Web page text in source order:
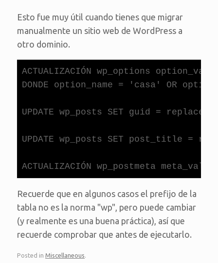
Esto fue muy útil cuando tienes que migrar
manualmente un sitio web de WordPress a
otro dominio.
ACTUALIZACIÓN wp_options
DONDE option_name = 'casa' OR
UPDATE wp_posts SET guid =
UPDATE wp_posts SET
Recuerde que en algunos casos el prefijo de la
tabla no es la norma "wp", pero puede cambiar
(y realmente es una buena práctica), así que
recuerde comprobar que antes de ejecutarlo.
Posted in Miscellaneous